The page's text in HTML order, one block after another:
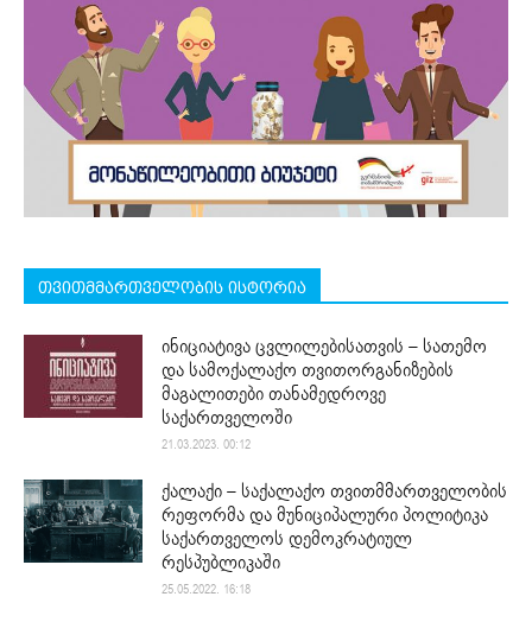
თვითმმართველობის ისტორია
ინიციატივა ცვლილებისათვის – სათემო
და სამოქალაქო თვითორგანიზების
მაგალითები თანამედროვე
საქართველოში
21.03.2023. 00:12
ქალაქი – საქალაქო თვითმმართველობის
რეფორმა და მუნიციპალური პოლიტიკა
საქართველოს დემოკრატიულ
რესპუბლიკაში
25.05.2022. 16:18